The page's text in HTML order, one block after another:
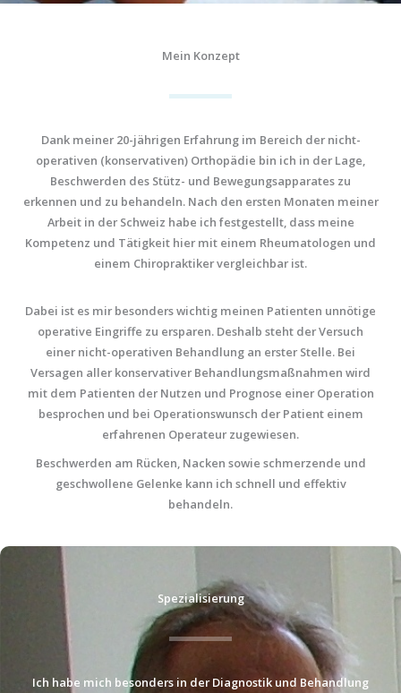
Mein Konzept
Dank meiner 20-jährigen Erfahrung im Bereich der nicht-
operativen (konservativen) Orthopädie bin ich in der Lage,
Beschwerden des Stütz- und Bewegungsapparates zu
erkennen und zu behandeln. Nach den ersten Monaten meiner
Arbeit in der Schweiz habe ich festgestellt, dass meine
Kompetenz und Tätigkeit hier mit einem Rheumatologen und
einem Chiropraktiker vergleichbar ist.
Dabei ist es mir besonders wichtig meinen Patienten unnötige
operative Eingriffe zu ersparen. Deshalb steht der Versuch
einer nicht-operativen Behandlung an erster Stelle. Bei
Versagen aller konservativer Behandlungsmaßnahmen wird
mit dem Patienten der Nutzen und Prognose einer Operation
besprochen und bei Operationswunsch der Patient einem
erfahrenen Operateur zugewiesen.
Beschwerden am Rücken, Nacken sowie schmerzende und
geschwollene Gelenke kann ich schnell und effektiv
behandeln.
Spezialisierung
Ich habe mich besonders in der Diagnostik und Behandlung